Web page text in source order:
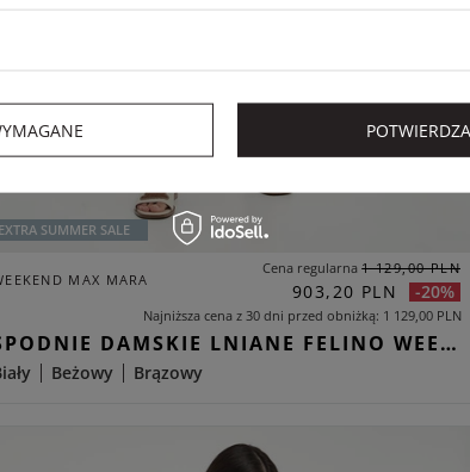
EXTRA SUMMER SALE
MAX MARA
Cena regularna 1 129,00 PLN
903,20 PLN -20%
Najniższa cena z 30 dni przed obniżką 1 129,00 PLN
SPODNIE DAMSKIE LNIANE FELINO WEEKEND MAX MARA BIAŁY CULOTTE
Beżowy Brązowy